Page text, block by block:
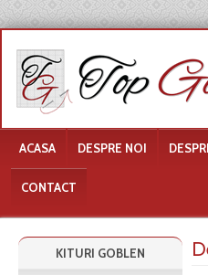
ACASA DESPRE NOI
CONTACT
KITURI GOBLEN